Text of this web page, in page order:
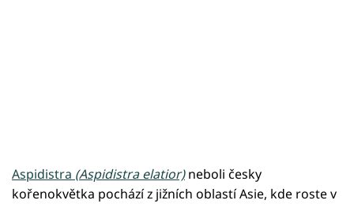
Aspidistra (Aspidistra elatior)neboli česky
kořenokvětka pochází z jižních oblastí Asie, kde roste v